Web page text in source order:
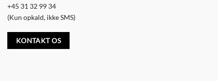
+45 31 32 99 34
(Kun opkald, ikke SMS)
KONTAKT OS